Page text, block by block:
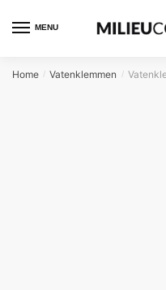
MENU
Home / Vatenklemmen /